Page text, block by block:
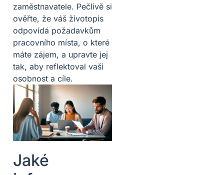
zaměstnavatele. Pečlivě si
ověřte, že váš životopis
odpovídá požadavkům
pracovního místa, o které
máte zájem, a upravte jej
tak, aby reflektoval vaši
osobnost a cíle.
Jaké